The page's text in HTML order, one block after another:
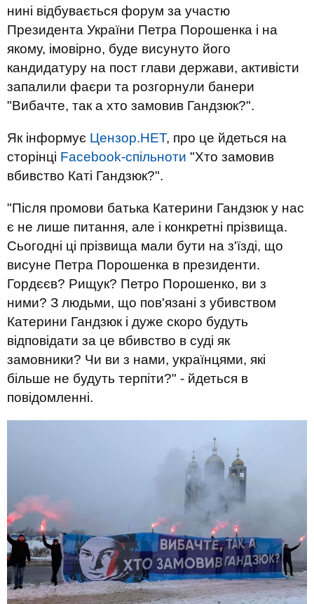
нині відбувається форум за участю
Президента України Петра Порошенка і на
якому, імовірно, буде висунуто його
кандидатуру на пост глави держави, активісти
запалили фаєри та розгорнули банери
"Вибачте, так а хто замовив Гандзюк?".
Як інформує Цензор.НЕТ, про це йдеться на
сторінці Facebook-спільноти "Хто замовив
вбивство Каті Гандзюк?".
"Після промови батька Катерини Гандзюк у нас
є не лише питання, але і конкретні прізвища.
Сьогодні ці прізвища мали бути на з'їзді, що
висуне Петра Порошенка в президенти.
Гордєєв? Рищук? Петро Порошенко, ви з
ними? З людьми, що пов'язані з убивством
Катерини Гандзюк і дуже скоро будуть
відповідати за це вбивство в суді як
замовники? Чи ви з нами, українцями, які
більше не будуть терпіти?" - йдеться в
повідомленні.